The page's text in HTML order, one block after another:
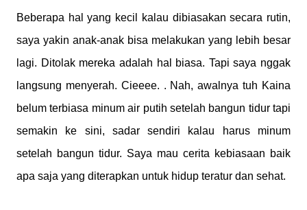
Beberapa hal yang kecil kalau dibiasakan secara rutin,
saya yakin anak-anak bisa melakukan yang lebih besar
lagi. Ditolak mereka adalah hal biasa. Tapi saya nggak
langsung menyerah. Cieeee. . Nah, awalnya tuh Kaina
belum terbiasa minum air putih setelah bangun tidur tapi
semakin ke sini, sadar sendiri kalau harus minum
setelah bangun tidur. Saya mau cerita kebiasaan baik
apa saja yang diterapkan untuk hidup teratur dan sehat.